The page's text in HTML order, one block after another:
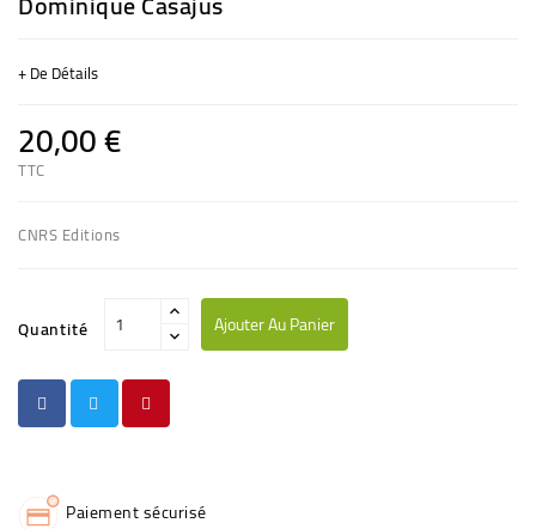
+ De Détails
20,00 €
TTC
CNRS Editions
Quantité Ajouter Au Panier
Paiement sécurisé